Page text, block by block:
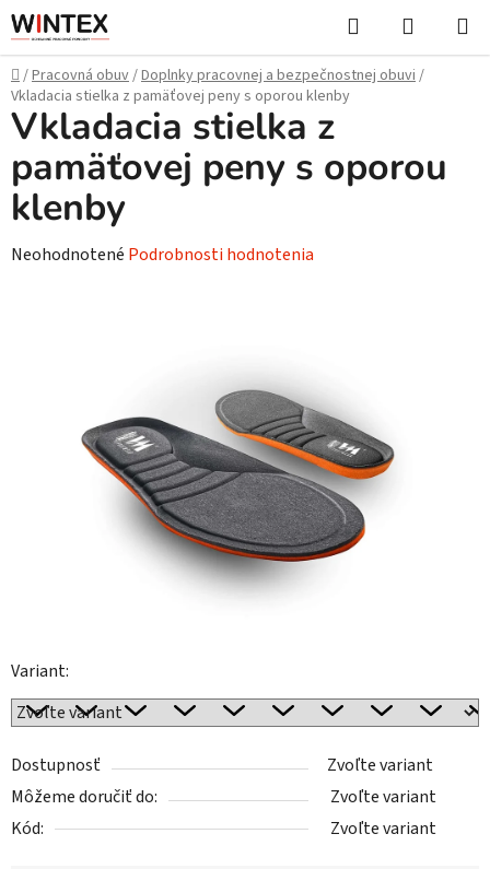
Prejsť
na
obsah
Hľadať
KOŠÍK
Domov
/Pracovná obuv/Doplnky pracovnej a bezpečnostnej obuvi/
Vkladacia stielka z pamäťovej peny s oporou klenby
Variant:
Dostupnosť
Zvoľte variant
Môžeme doručiť do:
Zvoľte variant
Kód:
Zvoľte variant
Vkladacia stielka z
pamäťovej peny s oporou
klenby
Priemerné
hviezdičiek.
Neohodnotené Podrobnosti hodnotenia